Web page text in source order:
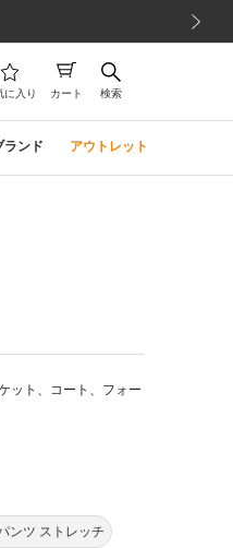
に入り カート 検索
ランド アウトレット
ット、コート、フォー
ンツ ストレッチ